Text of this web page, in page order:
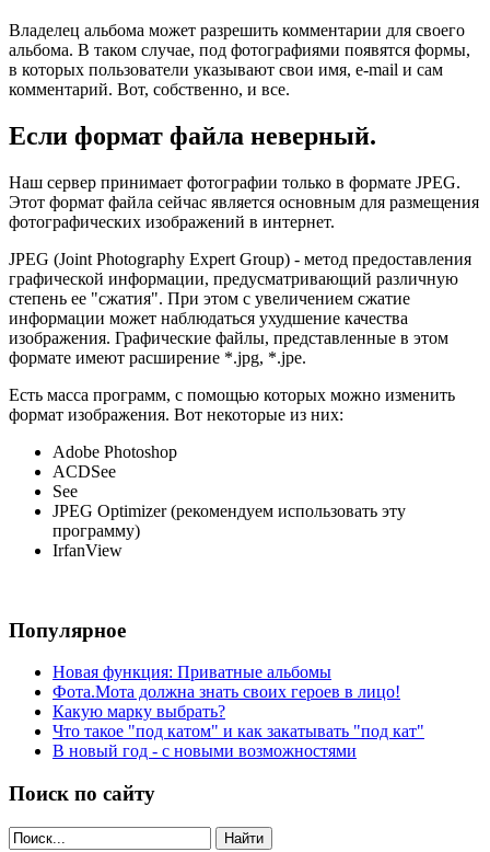
Владелец альбома может разрешить комментарии для своего
альбома. В таком случае, под фотографиями появятся формы,
в которых пользователи указывают свои имя, e-mail и сам
комментарий. Вот, собственно, и все.
Если формат файла неверный.
Наш сервер принимает фотографии только в формате JPEG.
Этот формат файла сейчас является основным для размещения
фотографических изображений в интернет.
JPEG (Joint Photography Expert Group) - метод предоставления
графической информации, предусматривающий различную
степень ее "сжатия". При этом с увеличением сжатие
информации может наблюдаться ухудшение качества
изображения. Графические файлы, представленные в этом
формате имеют расширение *.jpg, *.jpe.
Есть масса программ, с помощью которых можно изменить
формат изображения. Вот некоторые из них:
Adobe Photoshop
ACDSee
See
JPEG Optimizer (рекомендуем использовать эту
программу)
IrfanView
Популярное
Новая функция: Приватные альбомы
Фота.Мота должна знать своих героев в лицо!
Какую марку выбрать?
Что такое "под катом" и как закатывать "под кат"
В новый год - с новыми возможностями
Поиск по сайту
Найти